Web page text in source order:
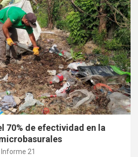
70% de efectividad en la
Informe 21